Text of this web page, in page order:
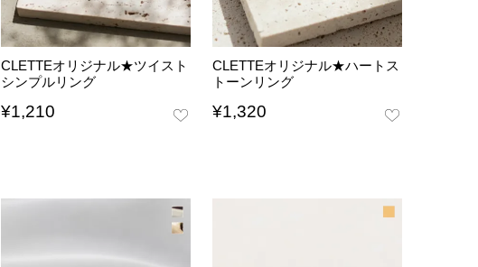
CLETTEオリジナル★ツイスト
シンプルリング
¥1,210
CLETTEオリジナル★ハートス
トーンリング
¥1,320